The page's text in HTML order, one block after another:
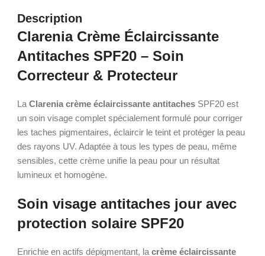
Description
Clarenia Crème Éclaircissante
Antitaches SPF20 – Soin
Correcteur & Protecteur
LaClarenia crème éclaircissante antitaches SPF20 est
un soin visage complet spécialement formulé pour corriger
les taches pigmentaires, éclaircir le teint et protéger la peau
des rayons UV. Adaptée à tous les types de peau, même
sensibles, cette crème unifie la peau pour un résultat
lumineux et homogène.
Soin visage antitaches jour avec
protection solaire SPF20
Enrichie en actifs dépigmentant, lacrème éclaircissante